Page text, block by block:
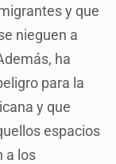
y que
nieguen a
ha
para la
y que
espacios
a los